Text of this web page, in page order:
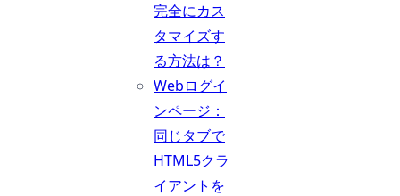
完全にカス
タマイズす
る方法は？
Webログイ
ンページ：
同じタブで
HTML5クラ
イアントを